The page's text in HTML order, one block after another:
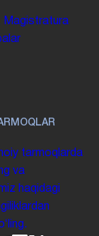
Magistratura
tarmoqlarda
va
haqidagi